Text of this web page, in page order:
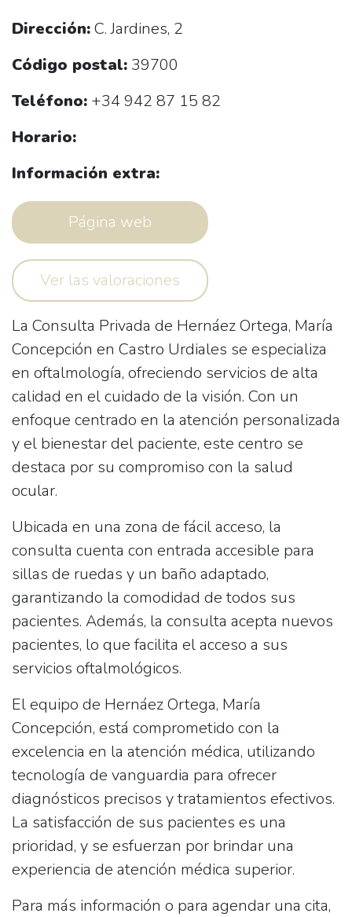
Dirección:C. Jardines, 2
Código postal: 39700
Teléfono: +34 942 87 15 82
Horario:
Información extra:
Página web
Ver las valoraciones
La Consulta Privada de Hernáez Ortega, María
Concepción en Castro Urdiales se especializa
en oftalmología, ofreciendo servicios de alta
calidad en el cuidado de la visión. Con un
enfoque centrado en la atención personalizada
y el bienestar del paciente, este centro se
destaca por su compromiso con la salud
ocular.
Ubicada en una zona de fácil acceso, la
consulta cuenta con entrada accesible para
sillas de ruedas y un baño adaptado,
garantizando la comodidad de todos sus
pacientes. Además, la consulta acepta nuevos
pacientes, lo que facilita el acceso a sus
servicios oftalmológicos.
El equipo de Hernáez Ortega, María
Concepción, está comprometido con la
excelencia en la atención médica, utilizando
tecnología de vanguardia para ofrecer
diagnósticos precisos y tratamientos efectivos.
La satisfacción de sus pacientes es una
prioridad, y se esfuerzan por brindar una
experiencia de atención médica superior.
Para más información o para agendar una cita,